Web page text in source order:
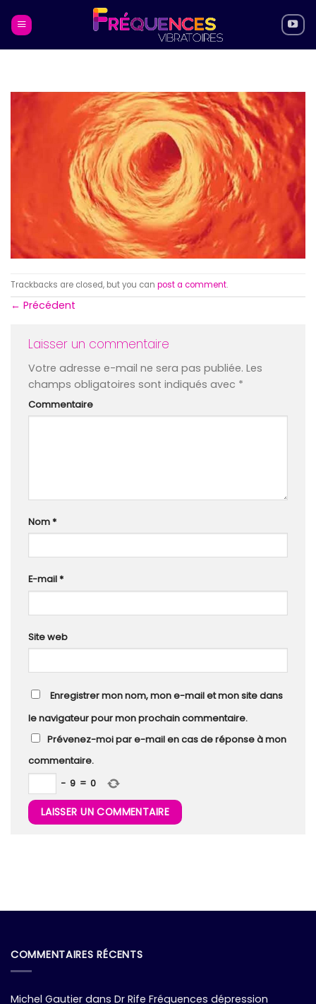
Trackbacks are closed, but you can post a comment.
← Précédent
Laisser un commentaire
Votre adresse e-mail ne sera pas publiée. Les
champs obligatoires sont indiqués avec *
Commentaire
Nom*
E-mail*
Site web
Enregistrer mon nom, mon e-mail et mon site dans
le navigateur pour mon prochain commentaire.
Prévenez-moi par e-mail en cas de réponse à mon
commentaire.
− 9 = 0
COMMENTAIRES RÉCENTS
Michel Gautier dans Dr Rife Fréquences dépression